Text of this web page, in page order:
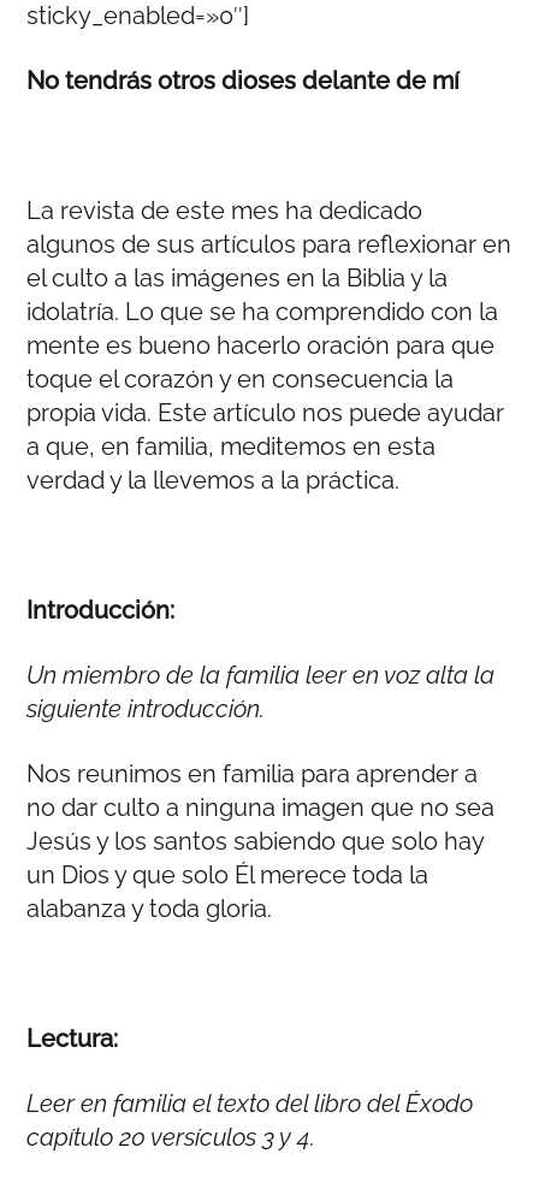
sticky_enabled=»0″]
No tendrás otros dioses delante de mí
La revista de este mes ha dedicado
algunos de sus artículos para reflexionar en
el culto a las imágenes en la Biblia y la
idolatría. Lo que se ha comprendido con la
mente es bueno hacerlo oración para que
toque el corazón y en consecuencia la
propia vida. Este artículo nos puede ayudar
a que, en familia, meditemos en esta
verdad y la llevemos a la práctica.
Introducción:
Un miembro de la familia leer en voz alta la
siguiente introducción.
Nos reunimos en familia para aprender a
no dar culto a ninguna imagen que no sea
Jesús y los santos sabiendo que solo hay
un Dios y que solo Él merece toda la
alabanza y toda gloria.
Lectura:
Leer en familia el texto del libro del Éxodo
capítulo 20 versículos 3 y 4.